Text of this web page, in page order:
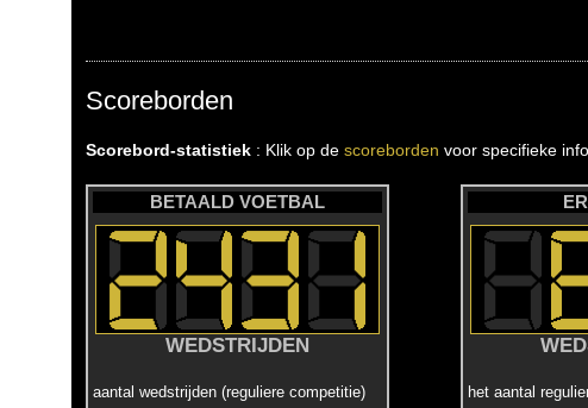
Scoreborden
Scorebord-statistiek : Klik op de scoreborden voor specifieke
BETAALD VOETBAL
WEDSTRIJDEN
aantal wedstrijden (reguliere competitie) het aantal